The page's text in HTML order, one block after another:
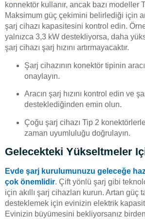
konnektör kullanır, ancak bazı modeller
Maksimum güç çekimini belirlediği için
şarj cihazı kapasitesini kontrol edin.
yalnızca 3,3 kW destekliyorsa, daha
şarj cihazı şarj hızını artırmayacaktır.
Şarj cihazının konektör tipinin
onaylayın.
Aracın şarj hızını kontrol edin ve
desteklediğinden emin olun.
Çoğu şarj cihazı Tip 2
zaman uyumluluğu doğrulayın.
Gelecekteki Yükseltmeler
Evde şarj kurulumunuzu geleceğe
çok önemlidir. Çift yönlü şarj gibi
için akıllı şarj cihazları kurun. Artan güç
desteklemek için evinizin elektrik
Evinizin büyümesini bekliyorsanız